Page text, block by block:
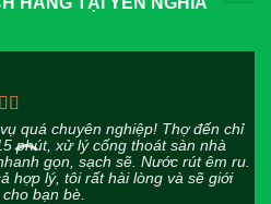
quá chuyên nghiệp! Thợ đến chỉ
phút, xử lý cống thoát sàn nhà
gọn, sạch sẽ. Nước rút êm ru.
hợp lý, tôi rất hài lòng và sẽ giới
bạn bè.